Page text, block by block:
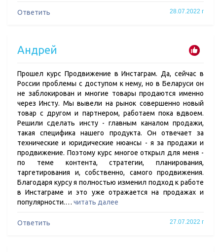
Ответить 28.07.2022 г
Андрей
Прошел курс Продвижение в Инстаграм. Да, сейчас в
России проблемы с доступом к нему, но в Беларуси он
не заблокирован и многие товары продаются именно
через Инсту. Мы вывели на рынок совершенно новый
товар с другом и партнером, работаем пока вдвоем.
Решили сделать инсту - главным каналом продажи,
такая специфика нашего продукта. Он отвечает за
технические и юридические нюансы - я за продажи и
продвижение. Поэтому курс многое открыл для меня -
по теме контента, стратегии, планирования,
таргетирования и, собственно, самого продвижения.
Благодаря курсу я полностью изменил подход к работе
в Инстаграме и это уже отражается на продажах и
популярности.… читать далее
Ответить 27.07.2022 г